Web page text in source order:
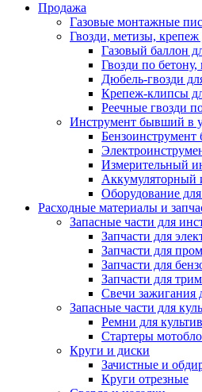
Продажа
Газовые монтажные
Гвозди, метизы,
Газовый баллон
Гвозди по
Дюбель-гвозди
Крепеж-клипсы
Реечные гвозди
Инструмент бывший в
Бензоинструмент
Измерительный
Аккумуляторный
Оборудование
Расходные материалы и
Запасные части для
Запчасти для
Запчасти для
Запчасти для
Запчасти для
Свечи зажигания
Запасные части для
Ремни для
Стартеры
Круги и диски
Зачистные и
Круги отрезные